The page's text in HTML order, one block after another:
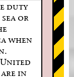
duty
or
when
in